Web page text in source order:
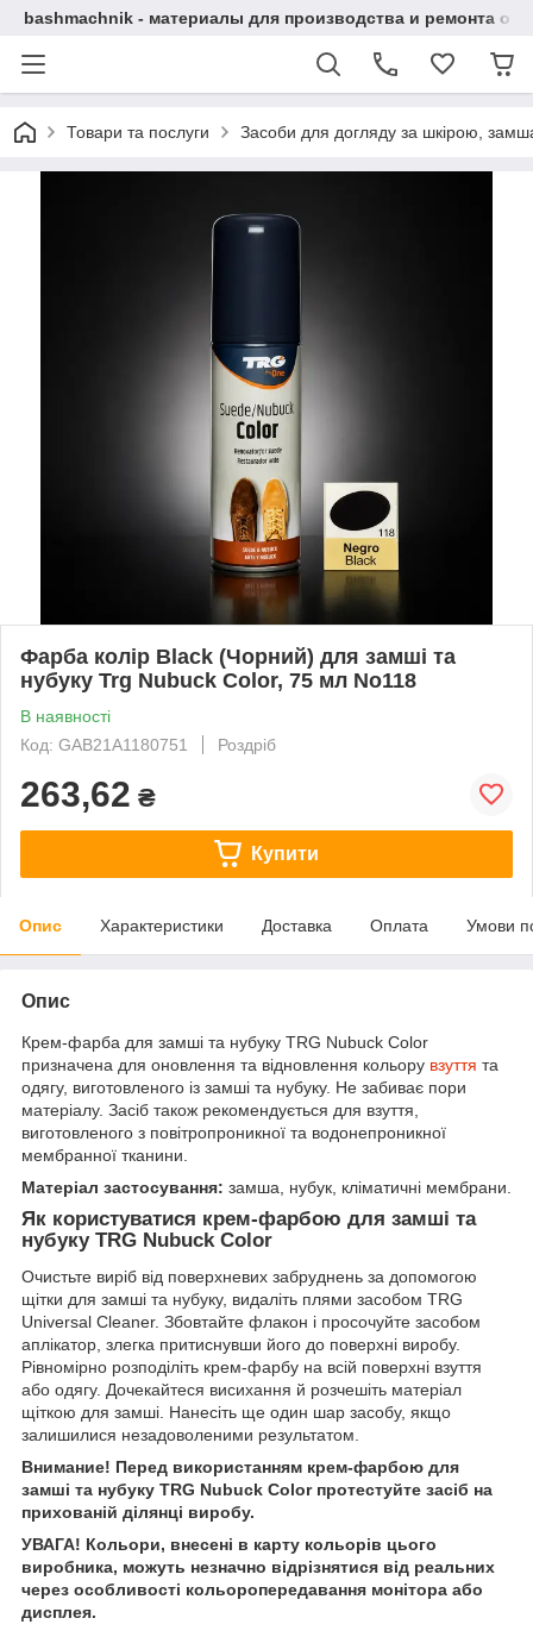
bashmachnik - материалы для производства и ремонта
Товари та послуги Засоби для догляду за шкірою,
Фарба колір Black (Чорний) для замші та
нубуку Trg Nubuck Color, 75 мл No118
В наявності
Код: GAB21A1180751
Роздріб
263,62 ₴
Купити
Опис Характеристики Доставка Оплата Умови
Опис
Крем-фарба для замші та нубуку TRG Nubuck Color
призначена для оновлення та відновлення кольору взуття та
одягу, виготовленого із замші та нубуку. Не забиває пори
матеріалу. Засіб також рекомендується для взуття,
виготовленого з повітропроникної та водонепроникної
мембранної тканини.
Матеріал застосування: замша, нубук, кліматичні мембрани.
Як користуватися крем-фарбою для замші та
нубуку TRG Nubuck Color
Очистьте виріб від поверхневих забруднень за допомогою
щітки для замші та нубуку, видаліть плями засобом TRG
Universal Cleaner. Збовтайте флакон і просочуйте засобом
аплікатор, злегка притиснувши його до поверхні виробу.
Рівномірно розподіліть крем-фарбу на всій поверхні взуття
або одягу. Дочекайтеся висихання й розчешіть матеріал
щіткою для замші. Нанесіть ще один шар засобу, якщо
залишилися незадоволеними результатом.
Внимание! Перед використанням крем-фарбою для
замші та нубуку TRG Nubuck Color протестуйте засіб на
прихованій ділянці виробу.
УВАГА! Кольори, внесені в карту кольорів цього
виробника, можуть незначно відрізнятися від реальних
через особливості кольоропередавання монітора або
дисплея.